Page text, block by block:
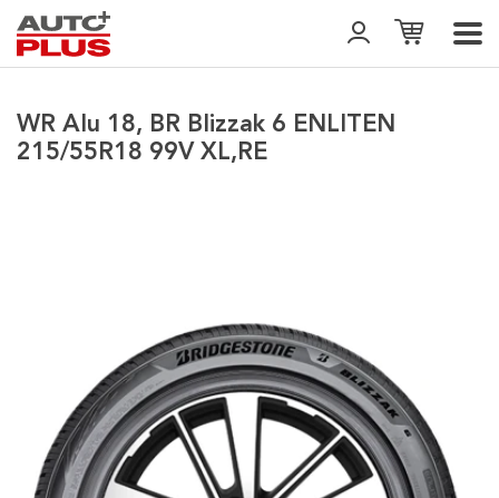
WR Alu 18, BR Blizzak 6 ENLITEN
215/55R18 99V XL,RE